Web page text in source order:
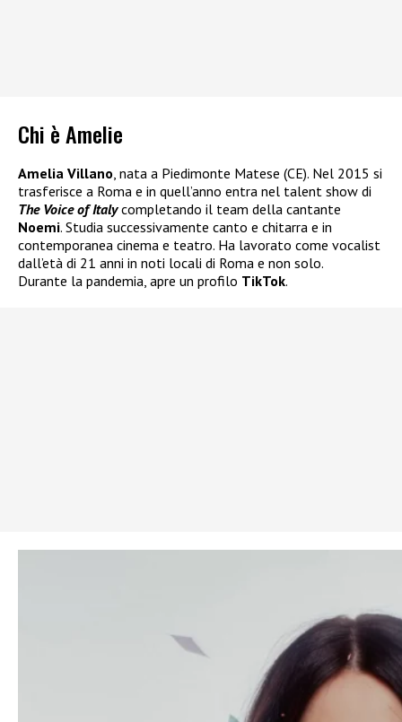
Chi è Amelie
Amelia Villano , nata a Piedimonte Matese (CE). Nel 2015 si
trasferisce a Roma e in quell’anno entra nel talent show di
The Voice of Italycompletando il team della cantante
Noemi. Studia successivamente canto e chitarra e in
contemporanea cinema e teatro. Ha lavorato come vocalist
dall’età di 21 anni in noti locali di Roma e non solo.
Durante la pandemia, apre un profilo TikTok.